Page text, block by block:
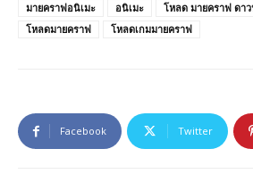
มายคราฟอนิเมะ
อนิเมะ โหลด มายคราฟ ดา
โหลดมายคราฟ
โหลดเกมมายคราฟ
Facebook Twitter